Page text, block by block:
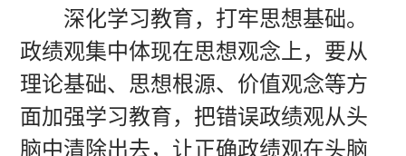
深化学习教育，打牢思想基础。
政绩观集中体现在思想观念上，要从
理论基础、思想根源、价值观念等方
面加强学习教育，把错误政绩观从头
脑中清除出去，让正确政绩观在头脑